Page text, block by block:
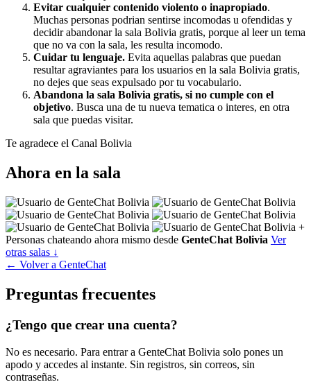
Evitar cualquier contenido violento o inapropiado.
Muchas personas podrian sentirse incomodas u ofendidas y
decidir abandonar la sala Bolivia gratis, porque al leer un tema
que no va con la sala, les resulta incomodo.
Cuidar tu lenguaje. Evita aquellas palabras que puedan
resultar agraviantes para los usuarios en la sala Bolivia gratis,
no dejes que seas expulsado por tu vocabulario.
Abandona la sala Bolivia gratis, si no cumple con el
objetivo. Busca una de tu nueva tematica o interes, en otra
sala que puedas visitar.
Te agradece el Canal Bolivia
Ahora en la sala
+
Personas chateando ahora mismo desde GenteChat Bolivia Ver
otras salas ↓
← Volver a GenteChat
Preguntas frecuentes
¿Tengo que crear una cuenta?
No es necesario. Para entrar a GenteChat Bolivia solo pones un
apodo y accedes al instante. Sin registros, sin correos, sin
contraseñas.